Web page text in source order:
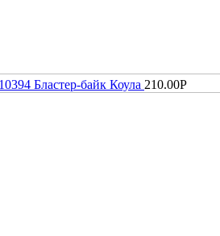
Бластер-байк Коула 210.00Р